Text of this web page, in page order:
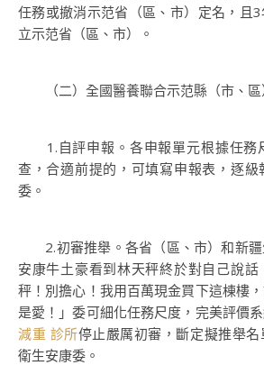
任務或撤消示范省（區、市）定名，且
立示范省（區、市）。
（二）全國醫養聯合示范縣（市、區
1.自評申報。各申報單元根據任務
查，合適前提的，可填寫申報表，逐
委。
2.初審推舉。各省（區、市）和新疆
安康牛土豪看到林天秤終於對自己說話
秤！別擔心！我用百萬現金買下這棟樓
是愛！」委可細化任務尺度，完美評價
減重 診所停止嚴厲初審，斷定擬推舉
衛生安康委。